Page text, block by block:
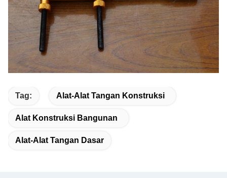
Tag: Alat-Alat Tangan Konstruksi
Alat Konstruksi Bangunan
Alat-Alat Tangan Dasar